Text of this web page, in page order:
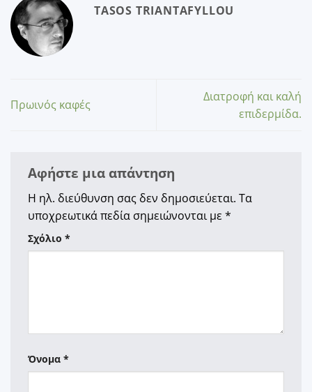
TASOS TRIANTAFYLLOU
Πρωινός καφές
Διατροφή και καλή
επιδερμίδα.
Αφήστε μια απάντηση
Η ηλ. διεύθυνση σας δεν δημοσιεύεται. Τα
υποχρεωτικά πεδία σημειώνονται με *
Σχόλιο *
Όνομα *